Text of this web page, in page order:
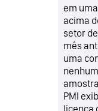
em
acima
setor
mês
uma
PMI